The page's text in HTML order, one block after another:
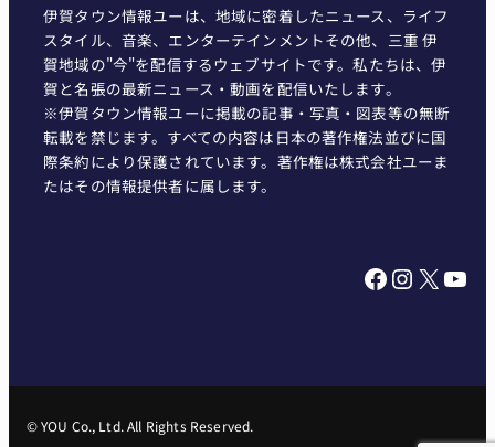
伊賀タウン情報ユーは、地域に密着したニュース、ライフ
スタイル、音楽、エンターテインメントその他、三重 伊
賀地域の"今"を配信するウェブサイトです。私たちは、伊
賀と名張の最新ニュース・動画を配信いたします。
※伊賀タウン情報ユーに掲載の記事・写真・図表等の無断
転載を禁じます。すべての内容は日本の著作権法並びに国
際条約により保護されています。著作権は株式会社ユーま
たはその情報提供者に属します。
Facebook InstagramX YouTube
© YOU Co., Ltd. All Rights Reserved.